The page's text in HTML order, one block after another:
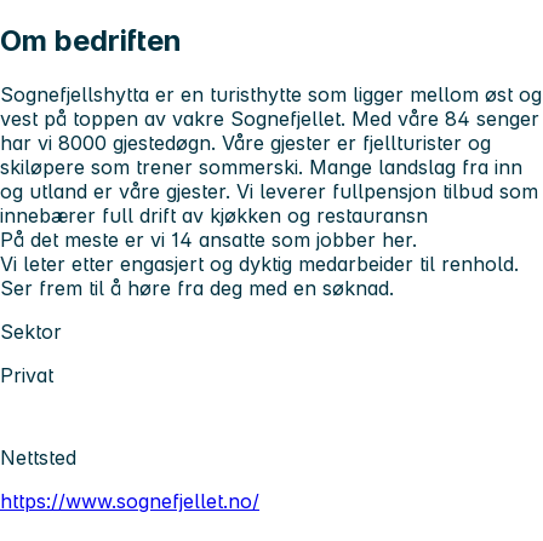
Om bedriften
Sognefjellshytta er en turisthytte som ligger mellom øst og
vest på toppen av vakre Sognefjellet. Med våre 84 senger
har vi 8000 gjestedøgn. Våre gjester er fjellturister og
skiløpere som trener sommerski. Mange landslag fra inn
og utland er våre gjester. Vi leverer fullpensjon tilbud som
innebærer full drift av kjøkken og restauransn
På det meste er vi 14 ansatte som jobber her.
Vi leter etter engasjert og dyktig medarbeider til renhold.
Ser frem til å høre fra deg med en søknad.
Sektor
Privat
Nettsted
https://www.sognefjellet.no/